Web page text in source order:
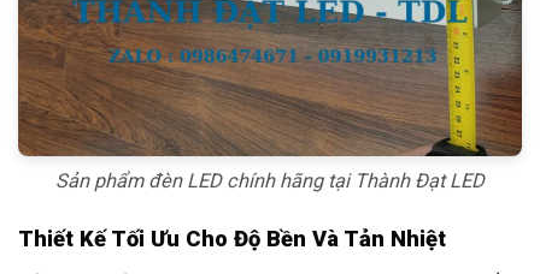
Sản phẩm đèn LED chính hãng tại Thành Đạt LED
Thiết Kế Tối Ưu Cho Độ Bền Và Tản Nhiệt